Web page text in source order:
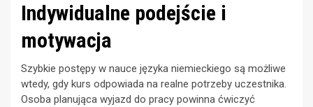
Indywidualne podejście i
motywacja
Szybkie postępy w nauce języka niemieckiego są możliwe
wtedy, gdy kurs odpowiada na realne potrzeby uczestnika.
Osoba planująca wyjazd do pracy powinna ćwiczyć